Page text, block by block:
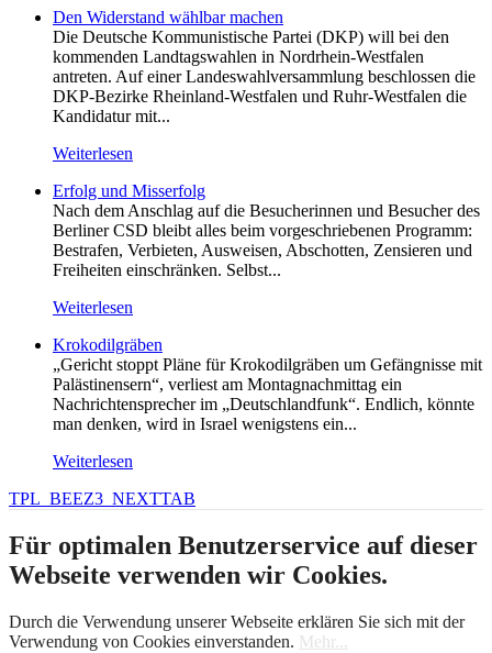
Den Widerstand wählbar machen
Die Deutsche Kommunistische Partei (DKP) will bei den
kommenden Landtagswahlen in Nordrhein-Westfalen
antreten. Auf einer Landeswahlversammlung beschlossen die
DKP-Bezirke Rheinland-Westfalen und Ruhr-Westfalen die
Kandidatur mit...
Weiterlesen
Erfolg und Misserfolg
Nach dem Anschlag auf die Besucherinnen und Besucher des
Berliner CSD bleibt alles beim vorgeschriebenen Programm:
Bestrafen, Verbieten, Ausweisen, Abschotten, Zensieren und
Freiheiten einschränken. Selbst...
Weiterlesen
Krokodilgräben
„Gericht stoppt Pläne für Krokodilgräben um Gefängnisse mit
Palästinensern“, verliest am Montagnachmittag ein
Nachrichtensprecher im „Deutschlandfunk“. Endlich, könnte
man denken, wird in Israel wenigstens ein...
Weiterlesen
TPL_BEEZ3_NEXTTAB
Für optimalen Benutzerservice auf dieser
Webseite verwenden wir Cookies.
Durch die Verwendung unserer Webseite erklären Sie sich mit der
Verwendung von Cookies einverstanden. Mehr...